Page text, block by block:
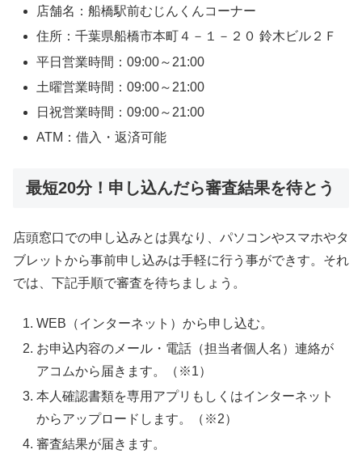
店舗名：船橋駅前むじんくんコーナー
住所：千葉県船橋市本町４－１－２０ 鈴木ビル２Ｆ
平日営業時間：09:00～21:00
土曜営業時間：09:00～21:00
日祝営業時間：09:00～21:00
ATM：借入・返済可能
最短20分！申し込んだら審査結果を待とう
店頭窓口での申し込みとは異なり、パソコンやスマホやタ
ブレットから事前申し込みは手軽に行う事ができす。それ
では、下記手順で審査を待ちましょう。
WEB（インターネット）から申し込む。
お申込内容のメール・電話（担当者個人名）連絡が
アコムから届きます。（※1）
本人確認書類を専用アプリもしくはインターネット
からアップロードします。（※2）
審査結果が届きます。